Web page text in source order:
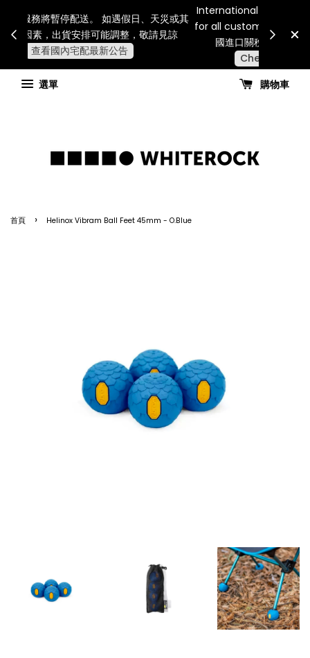
連假期間宅配服務將暫停配送。 如遇假日、天災或其
他不可抗力因素，出貨安排可能調整，敬請見諒
查看國內宅配最新公告
for all
國
選單
購物車
首頁 › Helinox Vibram Ball Feet 45mm - O.Blue